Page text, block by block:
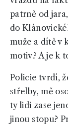
patrně od
do
muže a dítě v
motiv? A je k
Policie tvrdí,
střelby, mě
ty lidi zase
jinou stopu?